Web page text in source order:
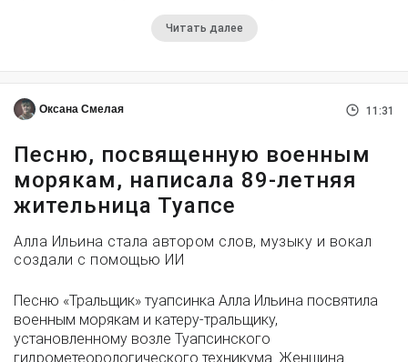
Читать далее
Оксана Смелая 11:31
Песню, посвященную военным
морякам, написала 89-летняя
жительница Туапсе
Алла Ильина стала автором слов, музыку и вокал
создали с помощью ИИ
Песню «Тральщик» туапсинка Алла Ильина посвятила
военным морякам и катеру-тральщику,
установленному возле Туапсинского
гидрометеорологического техникума. Женщина